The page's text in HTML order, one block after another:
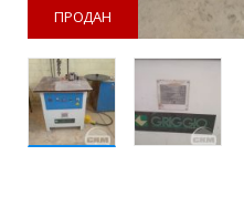
ПРОДАН